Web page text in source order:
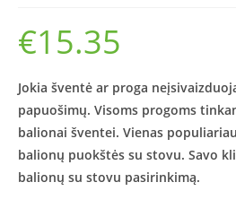
€15.35
Jokia šventė ar proga
papuošimų. Visoms progoms
balionai šventei. Vienas
balionų puokštės su stovu. Savo
balionų su stovu pasirinkimą.